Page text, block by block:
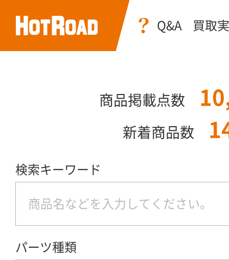
Q&A 買取
商品掲載点数
新着商品数
検索キーワード
パーツ種類